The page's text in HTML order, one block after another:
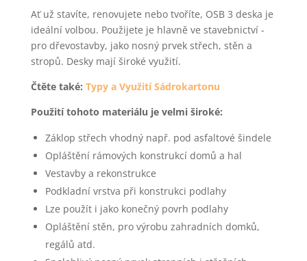
Ať už stavíte, renovujete nebo tvoříte, OSB 3 deska je
ideální volbou. Použijete je hlavně ve stavebnictví -
pro dřevostavby, jako nosný prvek střech, stěn a
stropů. Desky mají široké využití.
Čtěte také: Typy a Využití Sádrokartonu
Použití tohoto materiálu je velmi široké:
Záklop střech vhodný např. pod asfaltové šindele
Opláštění rámových konstrukcí domů a hal
Vestavby a rekonstrukce
Podkladní vrstva při konstrukci podlahy
Lze použít i jako konečný povrh podlahy
Opláštění stěn, pro výrobu zahradních domků,
regálů atd.